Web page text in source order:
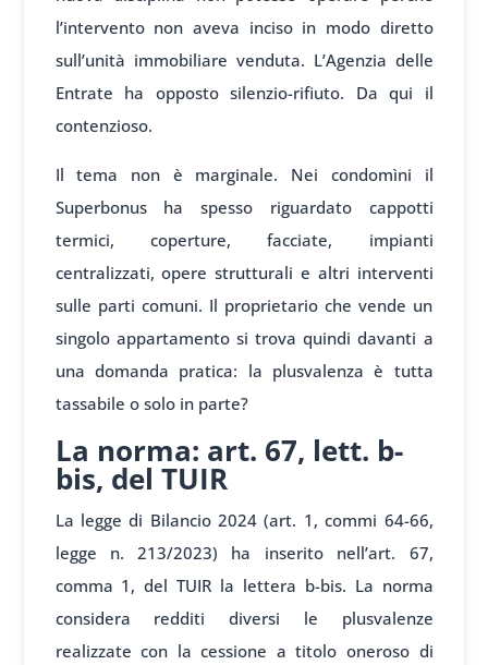
l’intervento non aveva inciso in modo diretto
sull’unità immobiliare venduta. L’Agenzia delle
Entrate ha opposto silenzio-rifiuto. Da qui il
contenzioso.
Il tema non è marginale. Nei condomìni il
Superbonus ha spesso riguardato cappotti
termici, coperture, facciate, impianti
centralizzati, opere strutturali e altri interventi
sulle parti comuni. Il proprietario che vende un
singolo appartamento si trova quindi davanti a
una domanda pratica: la plusvalenza è tutta
tassabile o solo in parte?
La norma: art. 67, lett. b-
bis, del TUIR
La legge di Bilancio 2024 (art. 1, commi 64-66,
legge n. 213/2023) ha inserito nell’art. 67,
comma 1, del TUIR la lettera b-bis. La norma
considera redditi diversi le plusvalenze
realizzate con la cessione a titolo oneroso di